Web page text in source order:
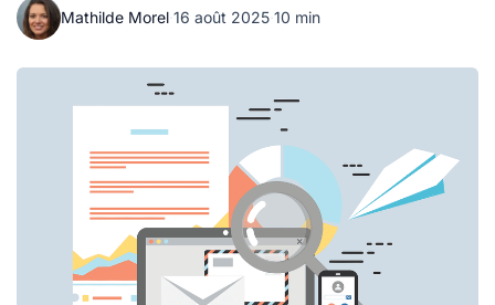
Mathilde Morel·16 août 2025·10 min